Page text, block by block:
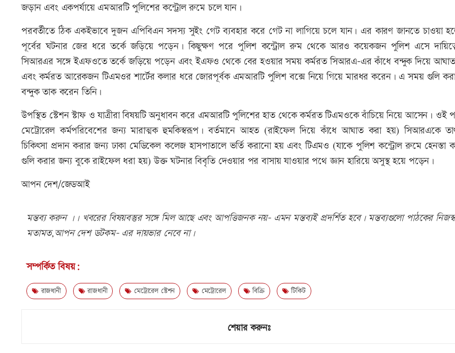
জড়ান এবং একপর্যায়ে এমআরটি পুলিশের কন্ট্রোল রুমে চলে যান।
পরবর্তীতে ঠিক একইভাবে দুজন এপিবিএন সদস্য সুইং গেট ব্যবহার করে গেট না লাগিয়ে চলে যান। এর কারণ জানতে চাওয়া
পূর্বের ঘটনার জের ধরে তর্কে জড়িয়ে পড়েন। কিছুক্ষণ পরে পুলিশ কন্ট্রোল রুম থেকে আরও কয়েকজন পুলিশ এসে
সিআরএর সঙ্গে ইএফওতে তর্কে জড়িয়ে পড়েন এবং ইএফও থেকে বের হওয়ার সময় কর্মরত সিআরএ-এর কাঁধে বন্দুক দিয়ে
এবং কর্মরত আরেকজন টিএমওর শার্টের কলার ধরে জোরপূর্বক এমআরটি পুলিশ বক্সে নিয়ে গিয়ে মারধর করেন। এ সময় গুলি
বন্দুক তাক করেন তিনি।
উপস্থিত স্টেশন স্টাফ ও যাত্রীরা বিষয়টি অনুধাবন করে এমআরটি পুলিশের হাত থেকে কর্মরত টিএমওকে বাঁচিয়ে নিয়ে আসেন। ওই
মেট্রোরেল কর্মপরিবেশের জন্য মারাত্মক হুমকিস্বরূপ। বর্তমানে আহত (রাইফেল দিয়ে কাঁধে আঘাত করা হয়) সিআরএকে
চিকিৎসা প্রদান করার জন্য ঢাকা মেডিকেল কলেজ হাসপাতালে ভর্তি করানো হয় এবং টিএমও (যাকে পুলিশ কন্ট্রোল রুমে হেনস্তা
গুলি করার জন্য বুকে রাইফেল ধরা হয়) উক্ত ঘটনার বিবৃতি দেওয়ার পর বাসায় যাওয়ার পথে জ্ঞান হারিয়ে অসুস্থ হয়ে পড়েন।
আপন দেশ/জেডআই
মন্তব্য করুন ।। খবরের বিষয়বস্তুর সঙ্গে মিল আছে এবং আপত্তিজনক নয়- এমন মন্তব্যই প্রদর্শিত হবে। মন্তব্যগুলো পাঠকের নিজস্ব
মতামত,আপন দেশ ডটকম- এর দায়ভার নেবে না।
সম্পর্কিত বিষয়:
রাজধানী রাজধানী মেট্রোরেল স্টেশন মেট্রোরেল বিক্রি টিকিট
শেয়ার করুনঃ